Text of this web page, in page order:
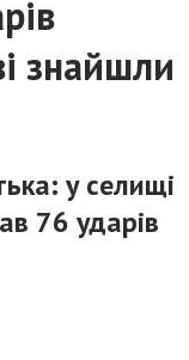
знайшли
у селищі
76 ударів